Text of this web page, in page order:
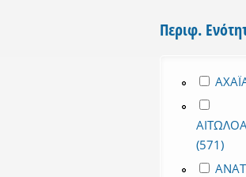
Περιφ.
Apply
Apply
(571)
Apply